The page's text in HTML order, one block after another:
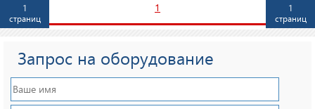
1
страниц
1
страниц
1
Запрос на оборудование